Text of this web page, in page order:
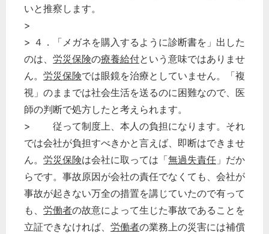
いと推察します。
>
> ４．「メガネを購入するように診断書を」出した
のは、 労災保険の療養給付という意味ではありませ
ん。 労災保険では眼鏡を治療としていません。「複
視」のままでは社会生活を送るのに困難なので、医
師の判断で処方したと考えられます。
> 従って制度上、本人の負担になります。それ
では会社が負担すべきかと言えば、即断はできませ
ん。 労災保険は会社に取っては「無過失責任 」だか
らです。事故原因が会社の責任でなくても、会社が
事故が起きない万全の措置を講じていたので有って
も、 労働者の故意によって生じた事故であることを
立証できなければ、 労働者の業務上の災害には補償